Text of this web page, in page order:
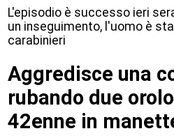
L'episodio è successo ieri
un inseguimento, l'uomo è
carabinieri
Aggredisce una
rubando due
42enne in